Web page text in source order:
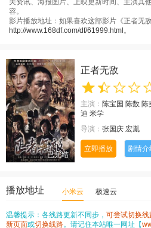
关资讯、海报图片、上映更新时间、主演其
容。
影片播放地址：如果喜欢这部影片《正者无
http://www.168df.com/df/61999.html 。
已完结
正者无敌
主演： 陈宝国 陈数 陈
迪 米学
导演： 张国庆 宏胤
立即播放 剧情介
播放地址 小米云 极速云
温馨提示：各线路更新不同步， 可尝试切换线
新页面或切换线路。请记住本站唯一网址【